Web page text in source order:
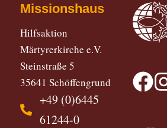
Missionshaus
Hilfsaktion
Märtyrerkirche e.V.
Steinstraße 5
35641 Schöffengrund
+49 (0)6445
61244-0